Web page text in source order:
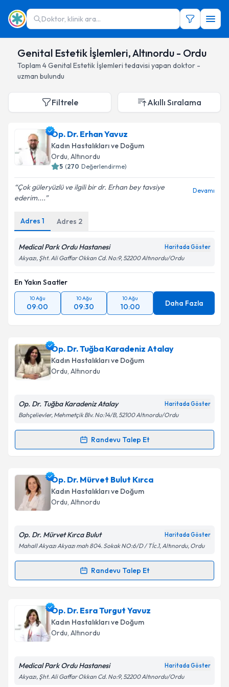
Doktor, klinik ara...
Genital Estetik İşlemleri, Altınordu - Ordu
Toplam 4Genital Estetik İşlemleri tedavisi yapan doktor -
uzman bulundu
Filtrele Akıllı Sıralama
Op. Dr. Erhan Yavuz
Kadın Hastalıkları ve Doğum
Ordu, Altınordu
5 (270 Değerlendirme)
Çok güleryüzlü ve ilgili bir dr. Erhan bey tavsiye
ederim....
Devamı
Adres 1 Adres 2
Medical Park Ordu Hastanesi Haritada Göster
Akyazı, Şht. Ali Gaffar Okkan Cd. No:9, 52200 Altınordu/Ordu
En Yakın Saatler
10 Ağu
09:00
10 Ağu
09:30
10 Ağu
10:00 Daha Fazla
Op. Dr. Tuğba Karadeniz Atalay
Kadın Hastalıkları ve Doğum
Ordu, Altınordu
Op. Dr. Tuğba Karadeniz Atalay Haritada Göster
Bahçelievler, Mehmetçik Blv. No:14/B, 52100 Altınordu/Ordu
Randevu Talep Et
Randevu Takvimi Talebi
Op. Dr. Tuğba Karadeniz Atalayiçin randevu
takvimi talebi oluşturun. Size bu uzmandan randevu
almanız için bir takvim hazırlandığında e-posta ile
bilgilendireceğiz.
Kişisel verilerimin işlenmesine ilişkinAydınlatma
kapsamda işlenmesini kabul ediyorum.
Takvim Talebini Gönder
Op. Dr. Mürvet Bulut Kırca
Kadın Hastalıkları ve Doğum
Ordu, Altınordu
Op. Dr. Mürvet Kırca Bulut Haritada Göster
Mahall Akyazı Akyazı mah 804. Sokak NO:6/D / Tİc.1, Altınordu, Ordu
Randevu Talep Et
Randevu Takvimi Talebi
Op. Dr. Mürvet Bulut Kırcaiçin randevu takvimi
talebi oluşturun. Size bu uzmandan randevu almanız
için bir takvim hazırlandığında e-posta ile
bilgilendireceğiz.
Op. Dr. Esra Turgut Yavuz
Kadın Hastalıkları ve Doğum
Ordu, Altınordu
Medical Park Ordu Hastanesi Haritada Göster
Akyazı, Şht. Ali Gaffar Okkan Cd. No:9, 52200 Altınordu/Ordu